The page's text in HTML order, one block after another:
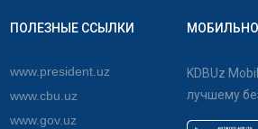
ПОЛЕЗНЫЕ ССЫЛКИ
www.president.uz
www.cbu.uz
www.gov.uz
KDBUz
лучшему